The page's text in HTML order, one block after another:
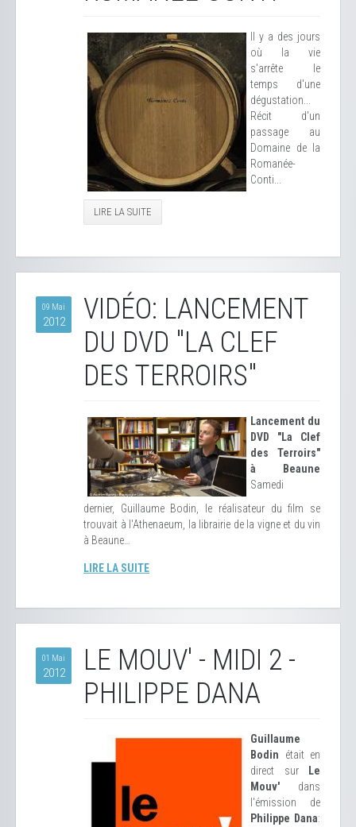
Il y a des jours
où la vie
s'arrête le
temps d'une
dégustation...
Récit d'un
passage au
Domaine de la
Romanée-
Conti...
LIRE LA SUITE
09 Mai
2012
VIDÉO: LANCEMENT
DU DVD "LA CLEF
DES TERROIRS"
Lancement du
DVD "La Clef
des Terroirs"
à Beaune
Samedi
dernier, Guillaume Bodin, le réalisateur du film se
trouvait à l'Athenaeum, la librairie de la vigne et du vin
à Beaune…
LIRE LA SUITE
01 Mai
2012
LE MOUV' - MIDI 2 -
PHILIPPE DANA
Guillaume
Bodin était en
direct sur
Le
Mouv' dans
l'émission de
Philippe Dana: